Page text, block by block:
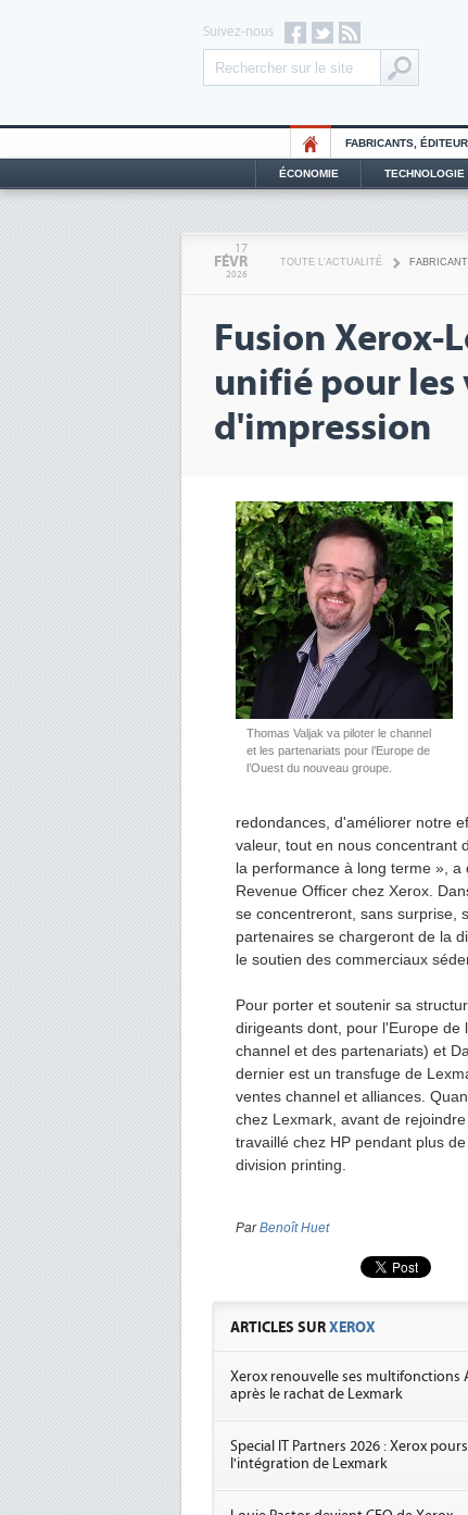
Suivez-nous
FABRICANTS,
ÉCONOMIE TECHNOLOGIE
17
FÉVR
2026
TOUTE L'ACTUALITÉ
Fusion Xerox-
unifié pour les
d'impression
Thomas Valjak va piloter le channel
et les partenariats pour l’Europe de
l’Ouest du nouveau groupe.
redondances, d'améliorer notre
valeur, tout en nous concentrant
la performance à long terme »,
Revenue Officer chez Xerox.
se concentreront, sans surprise,
partenaires se chargeront de la
le soutien des commerciaux
Pour porter et soutenir sa
dirigeants dont, pour l'Europe de
channel et des partenariats) et
dernier est un transfuge de
ventes channel et alliances.
chez Lexmark, avant de
travaillé chez HP pendant plus
division printing.
ParBenoît Huet
ARTICLES SURXEROX
Xerox renouvelle ses multifonctions
après le rachat de Lexmark
Special IT Partners 2026 : Xerox
l'intégration de Lexmark